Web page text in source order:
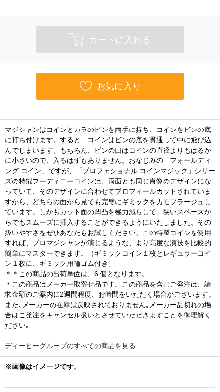
カートに入れる
お気に入り
マジシャンはコインとカラのビンを両手に持ち、コインをビンの底
に打ち付けます。すると、コインはビンの底を貫通して中に飛び込
んでしまいます。もちろん、ビンの口はコインの直径よりもはるか
に小さいので、入るはずもありません。おなじみの「フォールディ
ング コイン」ですが、「プロフェショナル コインマジック」シリー
ズの特製フーディニーコインは、両面とも同じ肖像のデザインにな
っていて、そのデザインに合わせてプロフィールカットされていま
すから、どちらの面から見ても完璧にギミックをカモフラージュし
ています。しかもカット面の凹凸を極力減らして、狭いスペースか
らでもスムーズに挿入することができるようにいたしました。その
扱いやすさをぜひあなたもお試しください。この特製コインを使用
すれば、プロマジシャンが演じるような、より高度な演技を比較的
簡単にマスターできます。（ギミックコイン１枚とレギュラーコイ
ン１枚に、ギミック用輪ゴム付き）
＊＊この商品の出荷単位は、6 個となります。
＊この商品はメーカー取寄せ品です。この商品を含むご発注は、請
求金額のご案内に2週間程度、お時間をいただく場合がございます。
また､メーカーの在庫は反映されておりません｡メーカー品切れの場
合はご発注をキャンセル扱いとさせていただきますことを御理解く
ださい｡
ディーピーグループのすべての商品を見る
※画像はイメージです。